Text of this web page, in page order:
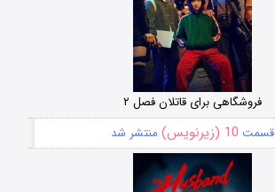
فروشگاهی برای قاتلان فصل ۲
قسمت 10 (زیرنویس) منتشر شد